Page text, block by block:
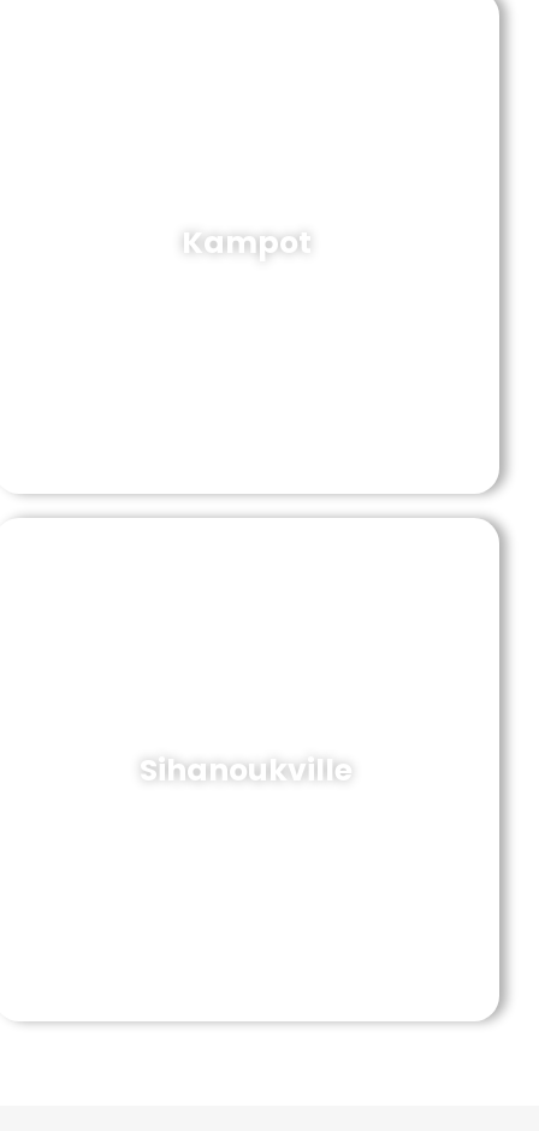
Kampot
Sihanoukville